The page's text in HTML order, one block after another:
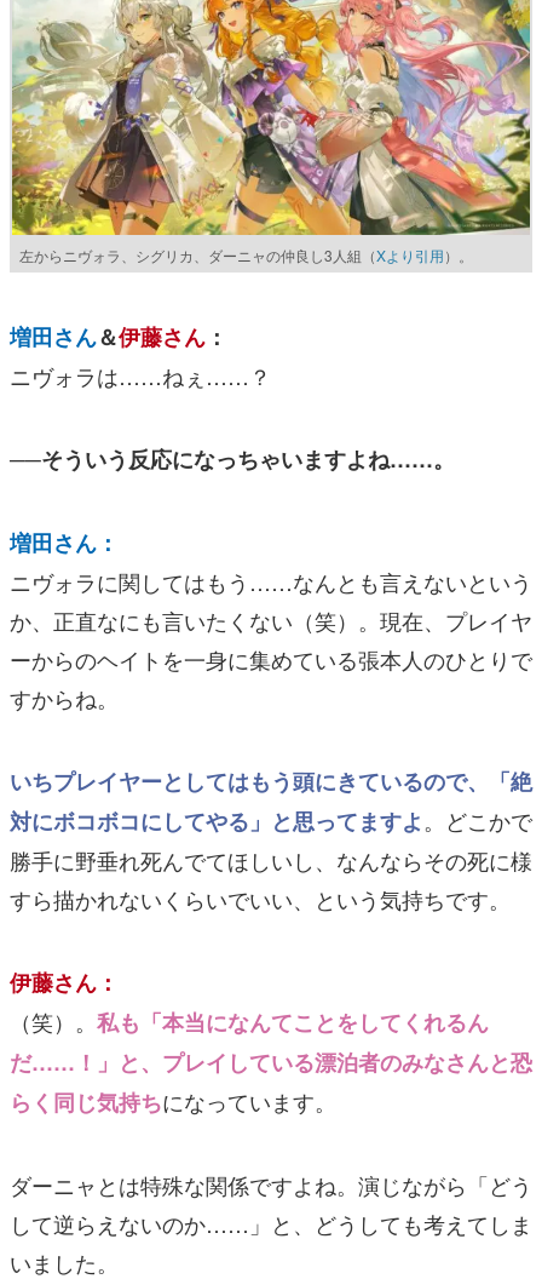
左からニヴォラ、シグリカ、ダーニャの仲良し3人組（Xより引用）。
増田さん＆伊藤さん ：
ニヴォラは……ねぇ……？
──そういう反応になっちゃいますよね……。
増田さん：
ニヴォラに関してはもう……なんとも言えないという
か、正直なにも言いたくない（笑）。現在、プレイヤ
ーからのヘイトを一身に集めている張本人のひとりで
すからね。
いちプレイヤーとしてはもう頭にきているので、「絶
対にボコボコにしてやる」と思ってますよ。どこかで
勝手に野垂れ死んでてほしいし、なんならその死に様
すら描かれないくらいでいい、という気持ちです。
伊藤さん：
（笑）。 私も「本当になんてことをしてくれるん
だ……！」と、プレイしている漂泊者のみなさんと恐
らく同じ気持ちになっています。
ダーニャとは特殊な関係ですよね。演じながら「どう
して逆らえないのか……」と、どうしても考えてしま
いました。